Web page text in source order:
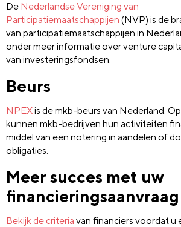
De Nederlandse Vereniging van
Participatiemaatschappijen (NVP) is de
van participatiemaatschappijen in
onder meer informatie over venture
van investeringsfondsen.
Beurs
NPEXis de mkb-beurs van Nederland.
kunnen mkb-bedrijven hun activiteiten
middel van een notering in aandelen of
obligaties.
Meer succes met uw
financieringsaanvraag
Bekijk de criteria van financiers voordat u